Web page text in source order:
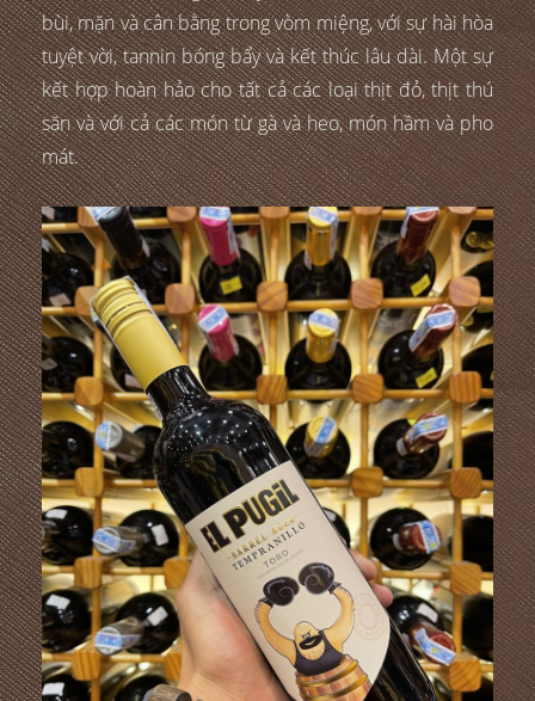
bùi, mặn và cân bằng trong vòm miệng, với sự hài hòa
tuyệt vời, tannin bóng bẩy và kết thúc lâu dài. Một sự
kết hợp hoàn hảo cho tất cả các loại thịt đỏ, thịt thú
săn và với cả các món từ gà và heo, món hầm và pho
mát.